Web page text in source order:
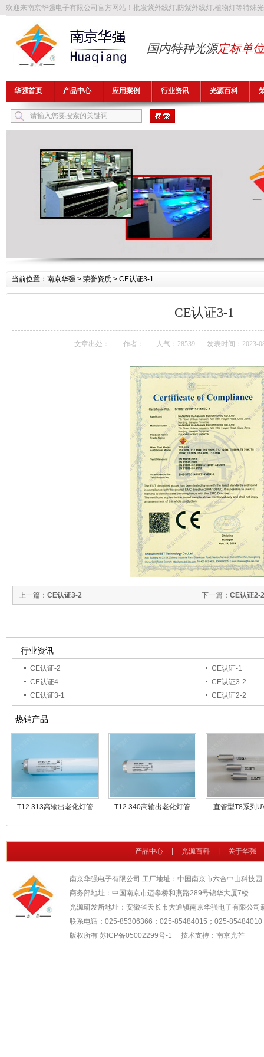
欢迎来南京华强电子有限公司官方网站！批发紫外线灯, 防紫外线灯,植物灯等特殊
国内特种光源定标单位
华强首页 产品中心 应用案例 行业资讯 光源百科
FLB1149T5UV32A-H1，H-FLB1700T5UV32A-H2
当前位置： 南京华强 > 荣誉资质 > CE认证3-1
CE认证3-1
文章出处： 作者： 人气：28539 发表时间：2023-
上一篇： CE认证3-2 下一篇： CE认证2-2
行业资讯
CE认证-2
CE认证-1
CE认证4
CE认证3-2
CE认证3-1
CE认证2-2
热销产品
T12 313高输出老化灯管 T12 340高输出老化灯管 直管型T8系列
产品中心 | 光源百科 | 关于华强
南京华强电子有限公司 工厂地址：中国南京市六合中山科技园
商务部地址：中国南京市迈皋桥和燕路289号锦华大厦7楼
光源研发所地址：安徽省天长市大通镇南京华强电子有限公司
联系电话：025-85306366；025-85484015；025-
版权所有 苏ICP备05002299号-1 技术支持：南京光芒